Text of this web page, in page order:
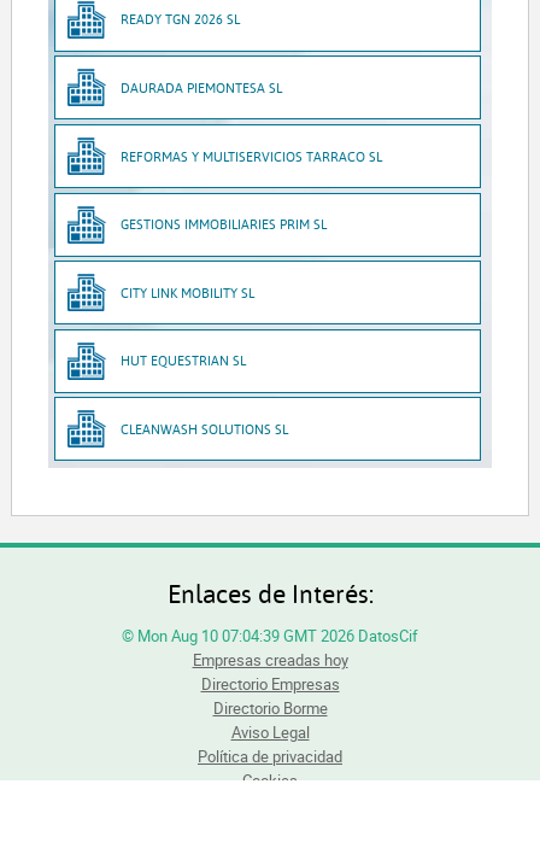
READY TGN 2026 SL
DAURADA PIEMONTESA SL
REFORMAS Y MULTISERVICIOS TARRACO SL
GESTIONS IMMOBILIARIES PRIM SL
CITY LINK MOBILITY SL
HUT EQUESTRIAN SL
CLEANWASH SOLUTIONS SL
Enlaces de Interés:
© Mon Aug 10 07:04:39 GMT 2026 DatosCif
Empresas creadas hoy
Directorio Empresas
Directorio Borme
Aviso Legal
Política de privacidad
Cookies